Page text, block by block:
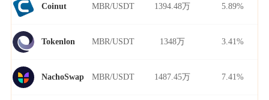
Coinut MBR/USDT 1394.48万 5.89%
Tokenlon MBR/USDT 1348万 3.41%
NachoSwap MBR/USDT 1487.45万 7.41%